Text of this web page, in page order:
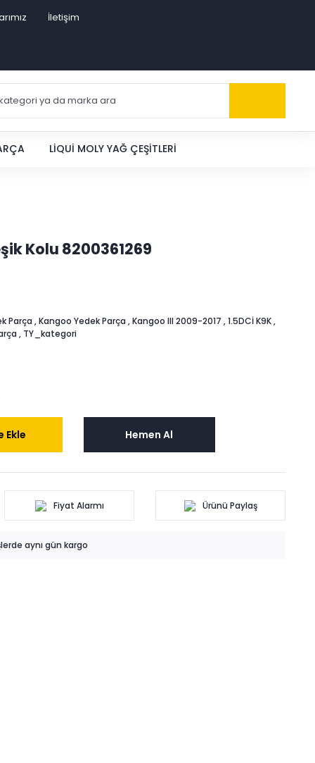
İletişim
LIQUI MOLY YAĞ ÇEŞITLERI
Kolu 8200361269
Parça ,Kangoo Yedek Parça ,Kangoo III 2009-2017 ,1.5DCİ K9K,
, TY_kategori
Ekle Hemen Al
Fiyat Alarmı Ürünü Paylaş
aynı gün kargo